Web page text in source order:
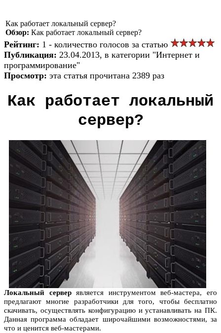
Как работает локальный сервер?
Обзор: Как работает локальный сервер?
Рейтинг: 1 - количество голосов за статью
Публикация: 23.04.2013, в категории "Интернет и
программирование"
Просмотр: эта статья прочитана 2389 раз
Как работает локальный
сервер?
Локальный серверявляется инструментом веб-мастера, его
предлагают многие разработчики для того, чтобы бесплатно
скачивать, осуществлять конфигурацию и устанавливать на ПК.
Данная программа обладает широчайшими возможностями, за
что и ценится веб-мастерами.